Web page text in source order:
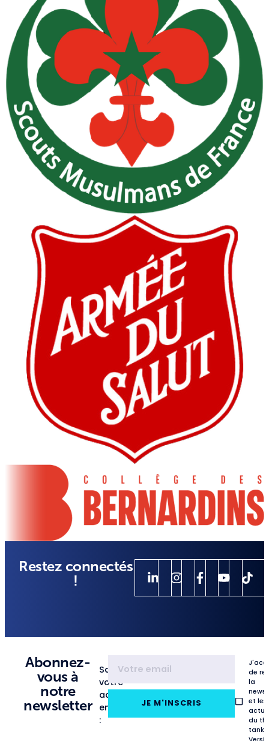
Restez connectés
!
Abonnez-
vous à
notre
newsletter
Saisissez
votre
adresse
email
:
JE M'INSCRIS
de
la
et les
du
tank